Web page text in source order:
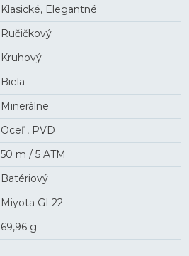
Klasické, Elegantné
Ručičkový
Kruhový
Biela
Minerálne
Oceľ , PVD
50 m / 5 ATM
Batériový
Miyota GL22
69,96 g